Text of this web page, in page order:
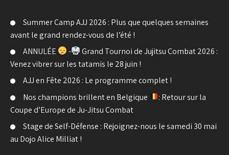
Summer Camp AJJ 2026 : Plus que quelques semaines
avant le grand rendez-vous de l’été !
ANNULÉE
-
Grand Tournoi de Jujitsu Combat 2026 :
Venez vibrer sur les tatamis le 28 juin !
AJJ en Fête 2026 : Le programme complet !
Nos champions brillent en Belgique
: Retour sur la
Coupe d’Europe de Ju-Jitsu Combat
Stage de Self-Défense : Rejoignez-nous le samedi 30 mai
au Dojo Alice Milliat !